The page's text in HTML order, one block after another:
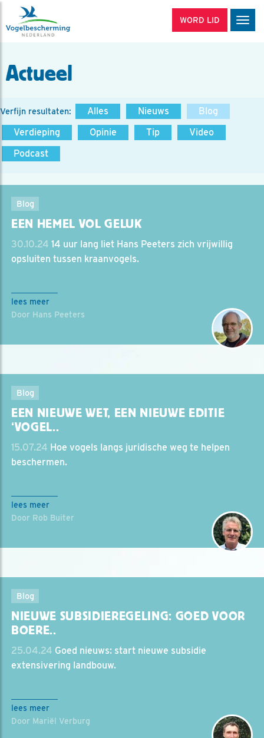
WORD LID
Actueel
Verfijn resultaten: Alles Nieuws
Blog
Verdieping
Opinie Tip
Video
Podcast
Blog
EEN HEMEL VOL GELUK
30.10.24 14 uur lang liet Hans Peeters zich vrijwillig
opsluiten tussen kraanvogels.
lees meer
Door Hans Peeters
Blog
EEN NIEUWE WET, EEN NIEUWE EDITIE
‘VOGEL..
15.07.24 Hoe vogels langs juridische weg te helpen
beschermen.
lees meer
Door Rob Buiter
Blog
NIEUWE SUBSIDIEREGELING: GOED VOOR
BOERE..
25.04.24 Goed nieuws: start nieuwe subsidie
extensivering landbouw.
lees meer
Door Mariël Verburg